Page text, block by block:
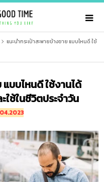
แนะนำกระเป๋าสะพายข้างชาย แบบไหนดี ใช้
แบบไหนดี ใช้งานได้
ใช้ในชีวิตประจำวัน